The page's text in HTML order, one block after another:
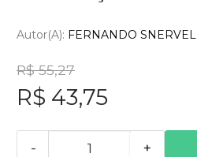
Autor(a): FERNANDO
R$ 55,27
R$ 43,75
- +